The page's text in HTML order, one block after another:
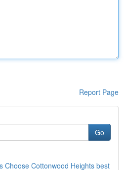
Report Page
Go
Choose Cottonwood Heights best